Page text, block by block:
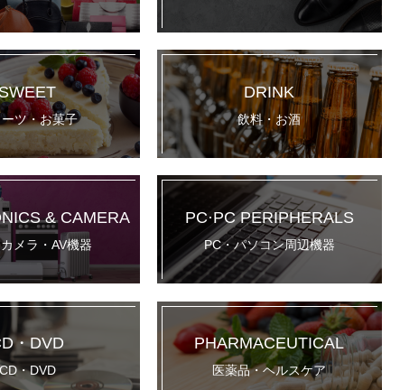
ツ・お菓子
DRINK
飲料・お酒
& CAMERA
メラ・AV機器
PC·PC PERIPHERALS
PC・パソコン周辺機器
・DVD
・DVD
PHARMACEUTICAL
医薬品・ヘルスケア